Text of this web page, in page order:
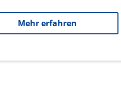
Mehr erfahren